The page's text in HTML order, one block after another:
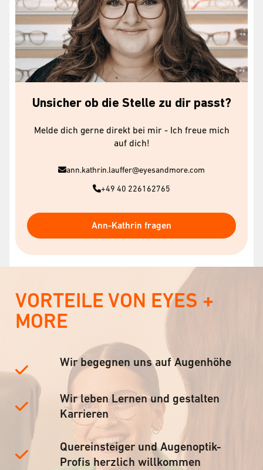
Unsicher ob die Stelle zu dir passt?
Melde dich gerne direkt bei mir - Ich freue mich
auf dich!
ann.kathrin.lauffer@eyesandmore.com
+49 40 226162765
Ann-Kathrin fragen
VORTEILE VON EYES +
MORE
Wir begegnen uns auf Augenhöhe
Wir leben Lernen und gestalten
Karrieren
Quereinsteiger und Augenoptik-
Profis herzlich willkommen